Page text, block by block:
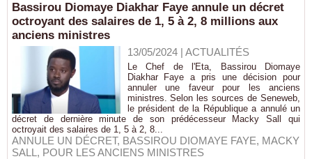
Bassirou Diomaye Diakhar Faye annule un décret
octroyant des salaires de 1, 5 à 2, 8 millions aux
anciens ministres
13/05/2024| ACTUALITÉS
Le Chef de l'Eta, Bassirou Diomaye
Diakhar Faye a pris une décision pour
annuler une faveur pour les anciens
ministres. Selon les sources de Seneweb,
le président de la République a annulé un
décret de dernière minute de son prédécesseur Macky Sall qui
octroyait des salaires de 1, 5 à 2, 8...
ANNULE UN DÉCRET, BASSIROU DIOMAYE FAYE, MACKY
SALL , POUR LES ANCIENS MINISTRES